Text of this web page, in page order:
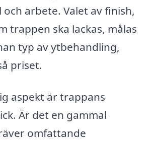
arbete. Valet av finish,
trappen ska lackas, målas
typ av ytbehandling,
priset.
aspekt är trappans
Är det en gammal
omfattande